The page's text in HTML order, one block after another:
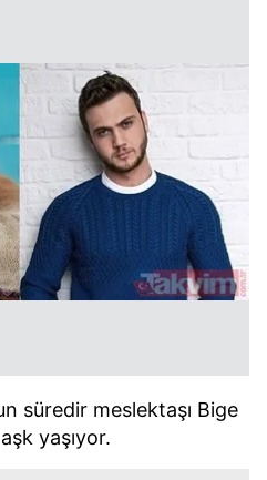
süredir meslektaşı Bige
yaşıyor.